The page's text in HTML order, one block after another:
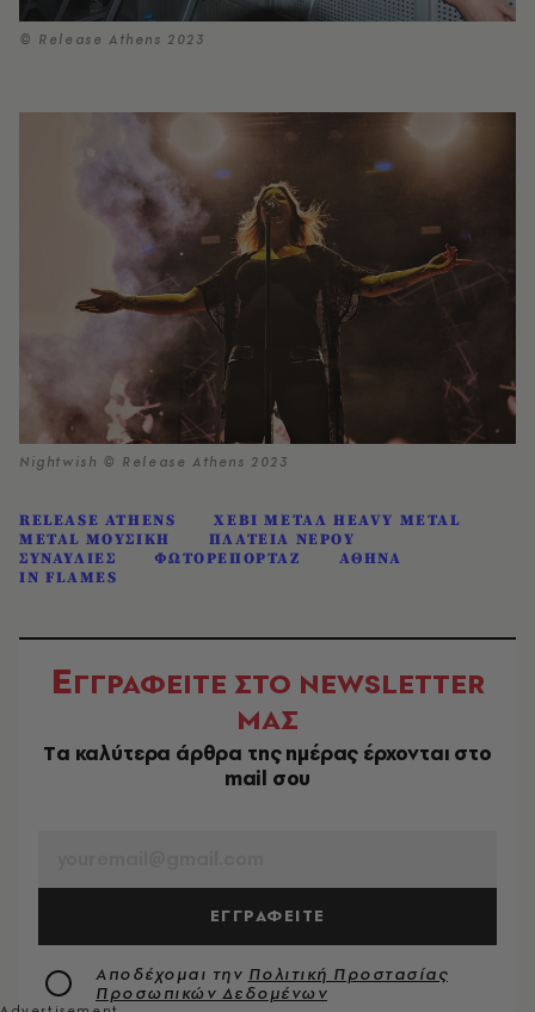
© Release Athens 2023
Nightwish © Release Athens 2023
RELEASE ATHENS
ΧΕΒΙ ΜΕΤΑΛ HEAVY METAL
METAL ΜΟΥΣΙΚΗ
ΠΛΑΤΕΙΑ ΝΕΡΟΥ
ΣΥΝΑΥΛΙΕΣ
ΦΩΤΟΡΕΠΟΡΤΑΖ
ΑΘΗΝΑ
IN FLAMES
ΕΓΓΡΑΦΕΙΤΕ ΣΤΟ NEWSLETTER
ΜΑΣ
Tα καλύτερα άρθρα της ημέρας έρχονται στο
mail σου
ΕΓΓΡΑΦΕΙΤΕ
Αποδέχομαι την Πολιτική Προστασίας
Προσωπικών Δεδομένων